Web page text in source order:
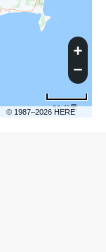
© 1987–2026 HERE
50 公里